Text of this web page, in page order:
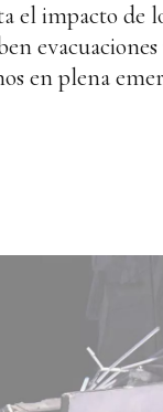
impacto de
en plena